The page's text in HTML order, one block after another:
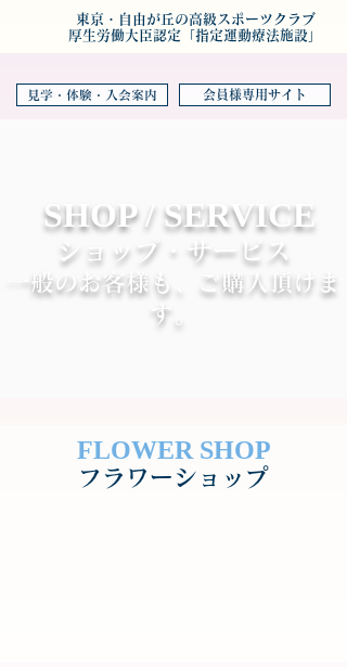
東京・自由が丘の高級スポーツクラブ
厚生労働大臣認定「指定運動療法施設」
見学・体験・入会案内 会員様専用サイト
SHOP / SERVICE
ショップ・サービス
一般のお客様も、ご購入頂けま
す。
FLOWER SHOP
フラワーショップ